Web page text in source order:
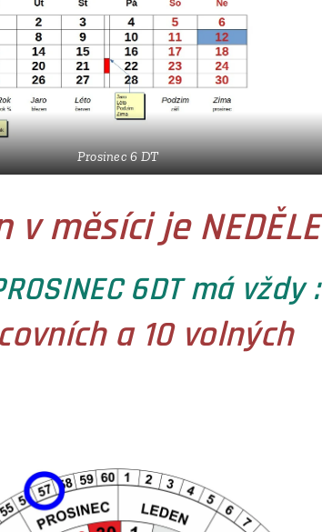
Prosinec 6 DT
v měsíci je NEDĚLE
6DT má vždy :
a 10 volných